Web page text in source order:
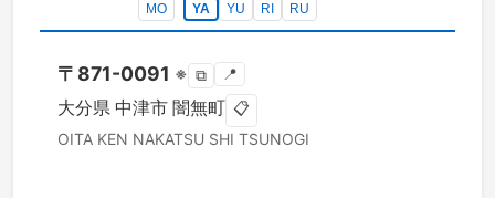
MO
YA YU RI RU
〒 871-0091 ※ ⧉ 📍
大分県 中津市 闇無町 📋
OITA KEN NAKATSU SHI TSUNOGI